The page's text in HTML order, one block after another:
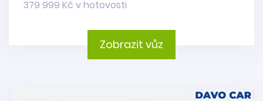
379 999 Kč v hotovosti
Zobrazit vůz